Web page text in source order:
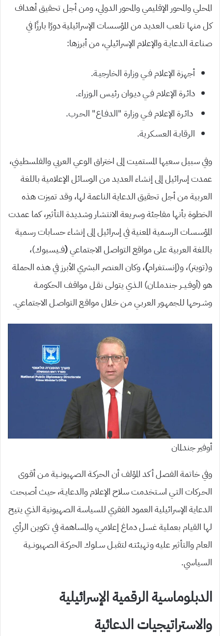
المحلي والمحور الإقليمي والمحور الدولي، ومن أجل تحقيق أهداف
كل منها تلعب العديد من المؤسسات الإسرائيلية دورًا بارزًا في
صناعـة الدعايـة والإعلام الإسرائيلي، من أبرزها:
أجهزة الإعلام فــي وزارة الخارجيـة.
دائـرة الإعلام فــي ديـوان رئيـس الـوزراء.
دائـرة الإعلام فــي وزارة “الدفـاع” الحـرب.
الرقابـة العسـكرية.
وفي سبيل سعيها المستميت إلى اختراق الوعي العربي والفلسطيني،
عمدت إسرائيل إلى إنشاء العديد من الوسائل الإعلامية باللغة
العربية من أجل تحقيق الدعاية الناعمة لها، وقد تميزت هذه
الخطوة بأنها مفاجئة وسريعة الانتشار وشديدة التأثير، كما عمدت
المؤسسات الرسمية المعنية في إسرائيل إلى إنشاء حسابات رسمية
باللغة العربية على مواقع التواصل الاجتماعي(فــيسبوك)،
و(تويتر)، و(إنستغرام)، وكان العنصر البشري الأبرز في هذه الحملة
هو (أوفـيــر جندملـان) الـذي يتولـى نقـل مواقـف الحكومـة
وشـرحها للجمهـور العربـي مـن خـلال مواقـع التواصـل الاجتماعي.
أوفير جندلمان
وفي خاتمة الفصل أكد المؤلف أن الحركـة الصهيونــية مـن أقـوى
الحـركات التـي اسـتخدمت سلاح الإعلام والدعايـة، حيث أصبحت
الدعاية الإسرائيلية العمود الفقري للسياسة الصهيونية الذي يتيح
لها القيام بعملية غسل دماغ إعلامي، والمساهمة في تكوين الرأي
العام والتأثير عليه وتهيئتـه لتقبـل سـلوك الحركـة الصهيونــية
السياسي.
الدبلوماسية الرقمية الإسرائيلية
والاستراتيجيات الدعائية